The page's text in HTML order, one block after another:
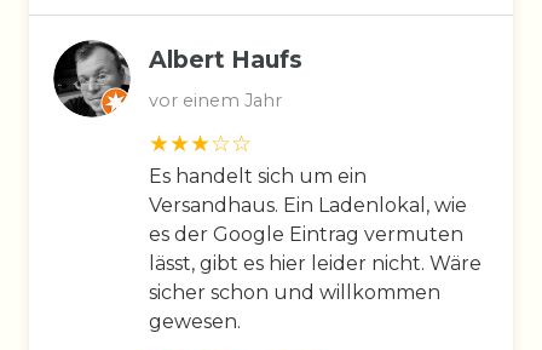
Albert Haufs
vor einem Jahr
Es handelt sich um ein
Versandhaus. Ein Ladenlokal, wie
es der Google Eintrag vermuten
lässt, gibt es hier leider nicht. Wäre
sicher schon und willkommen
gewesen.